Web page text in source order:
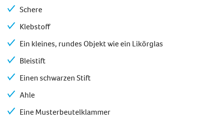
Schere
Klebstoff
Ein kleines, rundes Objekt wie ein Likörglas
Bleistift
Einen schwarzen Stift
Ahle
Eine Musterbeutelklammer